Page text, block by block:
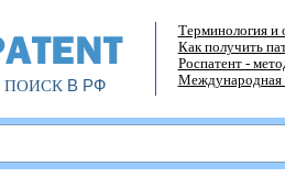
ПОИСКВ РФ
Терминология и
Как получить
Роспатент -
Международная